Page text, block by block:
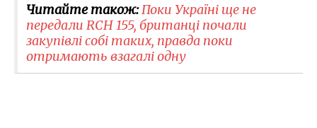
Читайте також:Поки Україні ще не
передали RCH 155, британці почали
закупівлі собі таких, правда поки
отримають взагалі одну